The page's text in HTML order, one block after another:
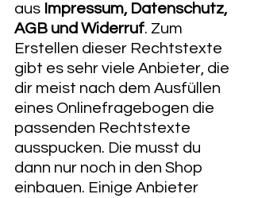
aus Impressum, Datenschutz,
AGB und Widerruf. Zum
Erstellen dieser Rechtstexte
gibt es sehr viele Anbieter, die
dir meist nach dem Ausfüllen
eines Onlinefragebogen die
passenden Rechtstexte
ausspucken. Die musst du
dann nur noch in den Shop
einbauen. Einige Anbieter